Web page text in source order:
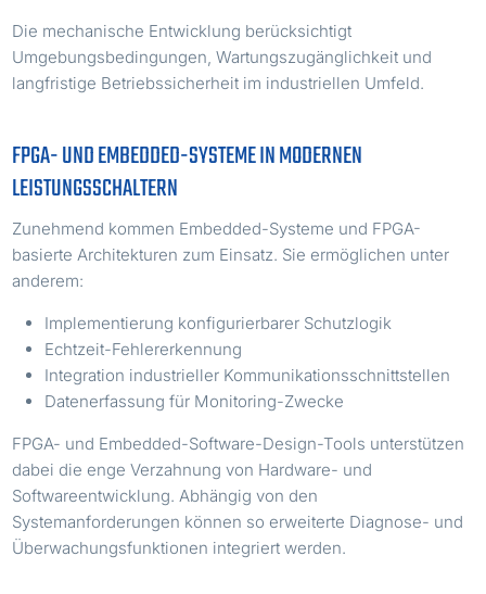
Die mechanische Entwicklung berücksichtigt
Umgebungsbedingungen, Wartungszugänglichkeit und
langfristige Betriebssicherheit im industriellen Umfeld.
FPGA- UND EMBEDDED-SYSTEME IN MODERNEN
LEISTUNGSSCHALTERN
Zunehmend kommen Embedded-Systeme und FPGA-
basierte Architekturen zum Einsatz. Sie ermöglichen unter
anderem:
Implementierung konfigurierbarer Schutzlogik
Echtzeit-Fehlererkennung
Integration industrieller Kommunikationsschnittstellen
Datenerfassung für Monitoring-Zwecke
FPGA- und Embedded-Software-Design-Tools unterstützen
dabei die enge Verzahnung von Hardware- und
Softwareentwicklung. Abhängig von den
Systemanforderungen können so erweiterte Diagnose- und
Überwachungsfunktionen integriert werden.